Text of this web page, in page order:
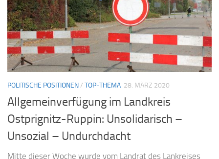
POLITISCHE POSITIONEN/ TOP-THEMA 28. MÄRZ 2020
Allgemeinverfügung im Landkreis
Ostprignitz-Ruppin: Unsolidarisch –
Unsozial – Undurchdacht
Mitte dieser Woche wurde vom Landrat des Lankreises